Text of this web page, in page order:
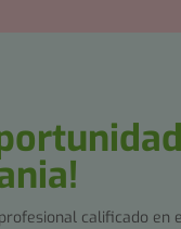
calificado